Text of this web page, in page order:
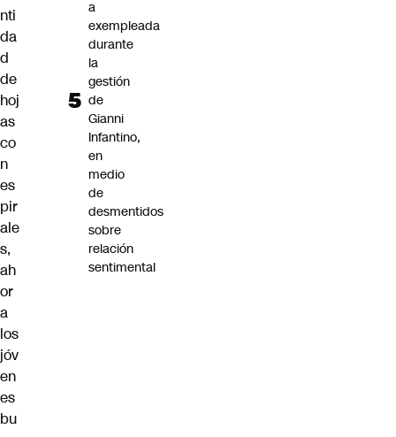
nti
da
d
de
hoj
as
co
n
es
pir
ale
s,
ah
or
a
los
jóv
en
es
bu
a
exempleada
durante
la
gestión
de
Gianni
Infantino,
en
medio
de
desmentidos
sobre
relación
sentimental